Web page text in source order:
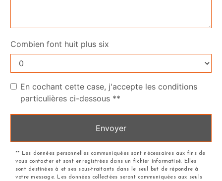
Combien font huit plus six
En cochant cette case, j'accepte les conditions
particulières ci-dessous **
Envoyer
** Les données personnelles communiquées sont nécessaires aux fins de
vous contacter et sont enregistrées dans un fichier informatisé. Elles
sont destinées à et ses sous-traitants dans le seul but de répondre à
votre message. Les données collectées seront communiquées aux seuls